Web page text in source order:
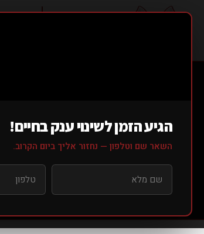
הגיע הזמן לשינוי ענק בחיים!
השאר שם וטלפון — נחזור אליך ביום הקרוב.